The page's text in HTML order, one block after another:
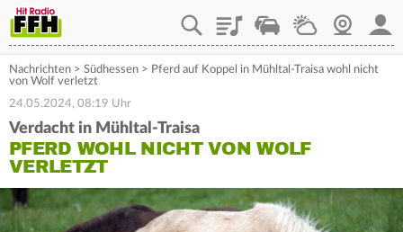
PlaylistStaupilotWetterWebcam
Nachrichten > Südhessen > Pferd auf Koppel in Mühltal-Traisa wohl nicht
von Wolf verletzt
24.05.2024, 08:19 Uhr
Verdacht in Mühltal-Traisa
PFERD WOHL NICHT VON WOLF
VERLETZT